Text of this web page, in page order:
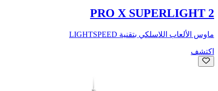
PRO X SUPERLIGHT 2
ماوس الألعاب اللاسلكي بتقنية LIGHTSPEED
اكتشف